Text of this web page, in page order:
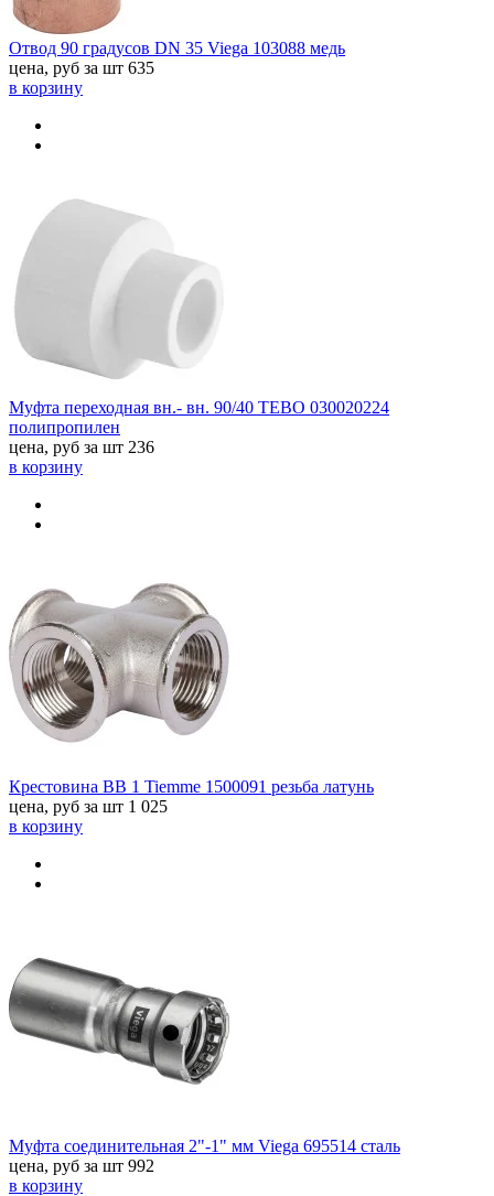
Отвод 90 градусов DN 35 Viega 103088 медь
цена, руб за шт 635
в корзину
Муфта переходная вн.- вн. 90/40 TEBO 030020224
полипропилен
цена, руб за шт 236
в корзину
Крестовина ВВ 1 Tiemme 1500091 резьба латунь
цена, руб за шт 1 025
в корзину
Муфта соединительная 2"-1" мм Viega 695514 сталь
цена, руб за шт 992
в корзину